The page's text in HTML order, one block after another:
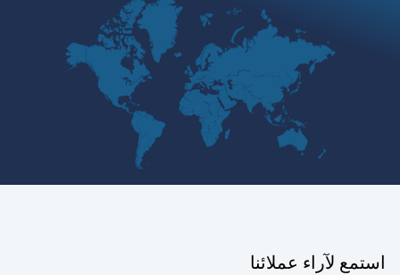
لآراء عملائنا